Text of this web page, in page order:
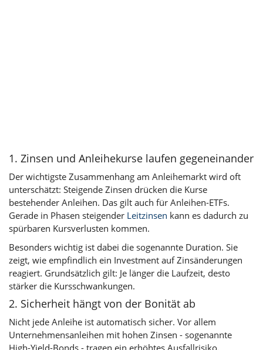
1. Zinsen und Anleihekurse laufen gegeneinander
Der wichtigste Zusammenhang am Anleihemarkt wird oft
unterschätzt: Steigende Zinsen drücken die Kurse
bestehender Anleihen. Das gilt auch für Anleihen-ETFs.
Gerade in Phasen steigender Leitzinsen kann es dadurch zu
spürbaren Kursverlusten kommen.
Besonders wichtig ist dabei die sogenannte Duration. Sie
zeigt, wie empfindlich ein Investment auf Zinsänderungen
reagiert. Grundsätzlich gilt: Je länger die Laufzeit, desto
stärker die Kursschwankungen.
2. Sicherheit hängt von der Bonität ab
Nicht jede Anleihe ist automatisch sicher. Vor allem
Unternehmensanleihen mit hohen Zinsen - sogenannte
High-Yield-Bonds - tragen ein erhöhtes Ausfallrisiko.